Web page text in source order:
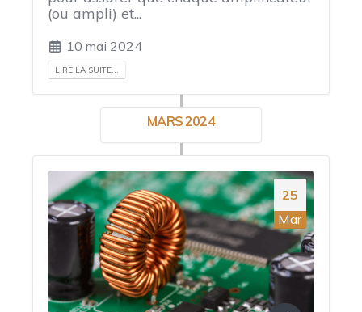
(ou ampli) et...
10 mai 2024
LIRE LA SUITE...
MARS 2024
25
Mar